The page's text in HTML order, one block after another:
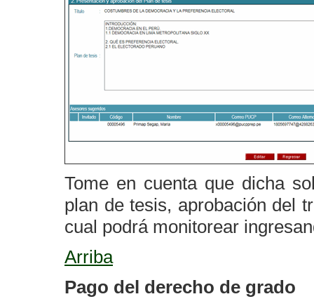
Tome en cuenta que dicha
plan de tesis, aprobación del
cual podrá monitorear
Arriba
Pago del derecho de grado